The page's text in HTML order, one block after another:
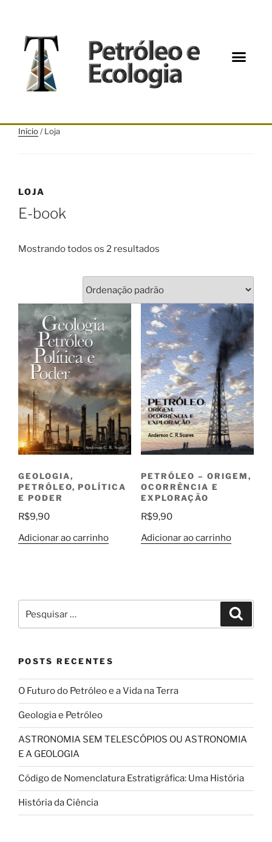
Início/ Loja
LOJA
E-book
Mostrando todos os 2 resultados
GEOLOGIA,
PETRÓLEO, POLÍTICA
E PODER
R$9,90
Adicionar ao carrinho
PETRÓLEO – ORIGEM,
OCORRÊNCIA E
EXPLORAÇÃO
R$9,90
Adicionar ao carrinho
POSTS RECENTES
O Futuro do Petróleo e a Vida na Terra
Geologia e Petróleo
ASTRONOMIA SEM TELESCÓPIOS OU ASTRONOMIA
E A GEOLOGIA
Código de Nomenclatura Estratigráfica: Uma História
História da Ciência